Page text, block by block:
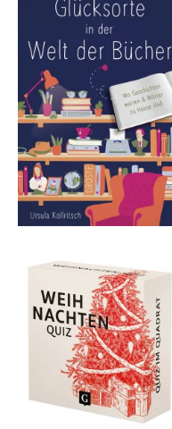
Welt der Bücher
mehr Infos …
Weihnachten-Quiz
mehr Infos …